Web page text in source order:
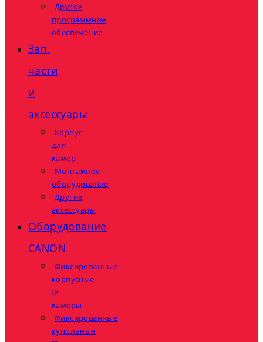
Другое
программное
обеспечение
Зап.
части
и
аксессуары
Корпус
для
камер
Монтажное
оборудование
Другие
аксессуары
Оборудование
CANON
Фиксированные
корпусные
IP-
камеры
Фиксированные
купольные